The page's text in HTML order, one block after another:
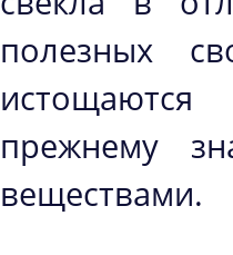
полезных
прежнему
веществами.